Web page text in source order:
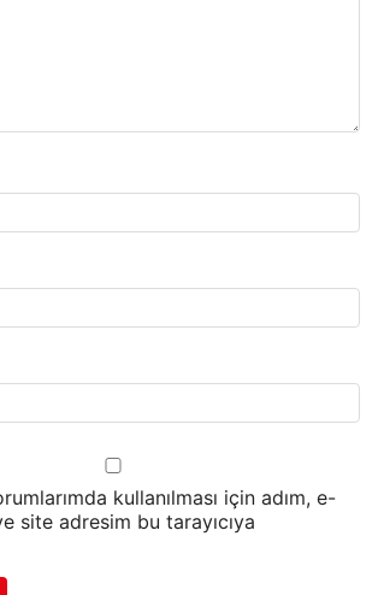
kullanılması için adım, e-
site adresim bu tarayıcıya